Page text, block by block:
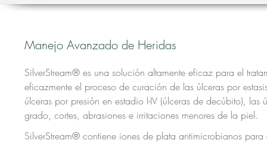
Manejo Avanzado de Heridas
SilverStream® es una solución altamente eficaz para el
eficazmente el proceso de curación de las úlceras por
úlceras por presión en estadio I-IV (úlceras de decúbito),
grado, cortes, abrasiones e irritaciones menores de la piel.
SilverStream® contiene iones de plata antimicrobianos